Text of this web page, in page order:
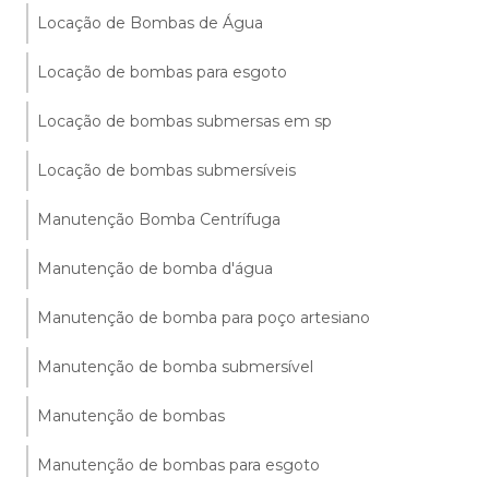
Locação de Bombas de Água
Locação de bombas para esgoto
Locação de bombas submersas em sp
Locação de bombas submersíveis
Manutenção Bomba Centrífuga
Manutenção de bomba d'água
Manutenção de bomba para poço artesiano
Manutenção de bomba submersível
Manutenção de bombas
Manutenção de bombas para esgoto